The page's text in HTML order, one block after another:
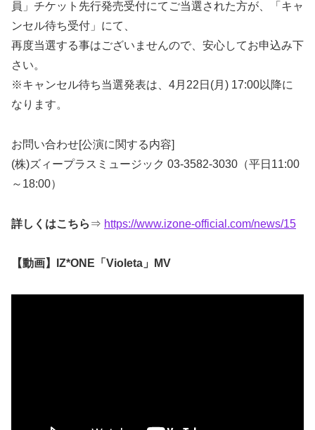
員」チケット先行発売受付にてご当選された方が、「キャ
ンセル待ち受付」にて、
再度当選する事はございませんので、安心してお申込み下
さい。
※キャンセル待ち当選発表は、4月22日(月) 17:00以降に
なります。
お問い合わせ[公演に関する内容]
(株)ズィープラスミュージック 03-3582-3030（平日11:00
～18:00）
詳しくはこちら ⇒ https://www.izone-official.com/news/15
【動画】IZ*ONE「Violeta」MV